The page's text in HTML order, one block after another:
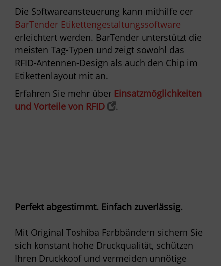
Die Softwareansteuerung kann mithilfe der
BarTender Etikettengestaltungssoftware
erleichtert werden. BarTender unterstützt die
meisten Tag-Typen und zeigt sowohl das
RFID-Antennen-Design als auch den Chip im
Etikettenlayout mit an.
Erfahren Sie mehr über Einsatzmöglichkeiten
und Vorteile von RFID
.
Perfekt abgestimmt. Einfach zuverlässig.
Mit Original Toshiba Farbbändern sichern Sie
sich konstant hohe Druckqualität, schützen
Ihren Druckkopf und vermeiden unnötige